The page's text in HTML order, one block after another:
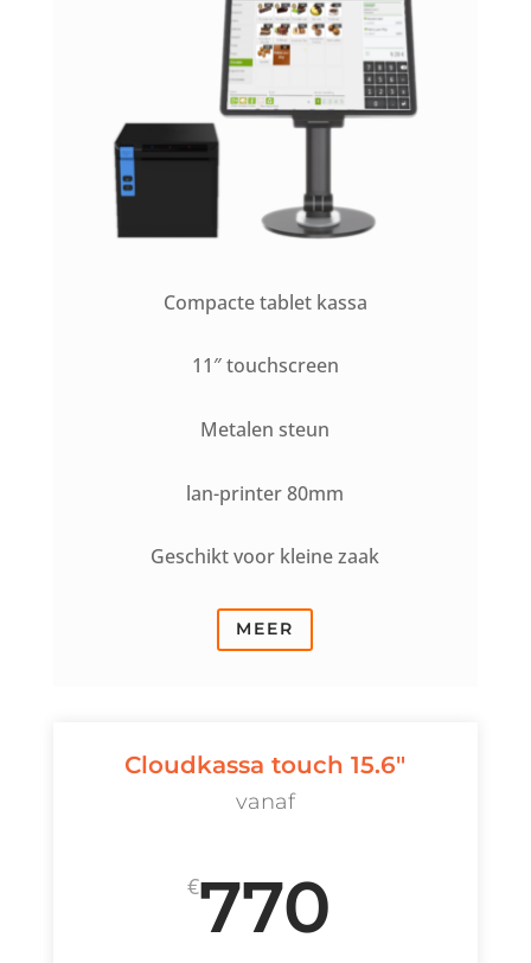
Compacte tablet kassa
11″ touchscreen
Metalen steun
lan-printer 80mm
Geschikt voor kleine zaak
MEER
Cloudkassa touch 15.6"
vanaf
€770